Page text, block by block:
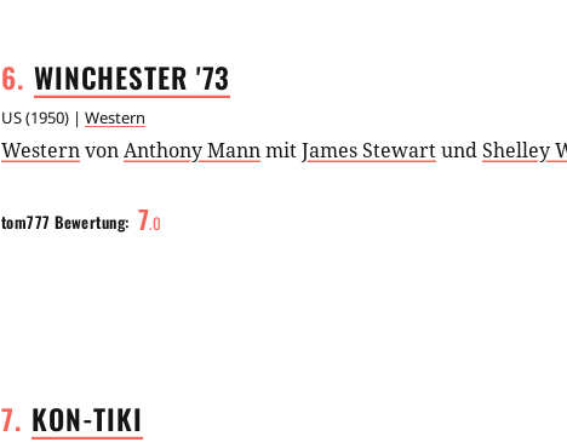
6. WINCHESTER '73
US(1950) | Western
WesternvonAnthony MannmitJames StewartundShelley
tom777 Bewertung: 7.0
7. KON-TIKI